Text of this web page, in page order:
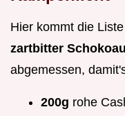
Hier kommt die
zartbitter
abgemessen,
200g rohe